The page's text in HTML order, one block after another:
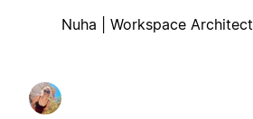
Nuha | Workspace Architect